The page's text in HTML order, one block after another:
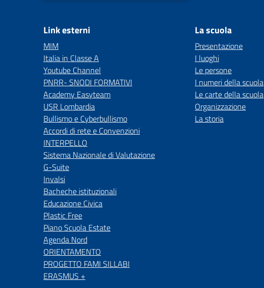
Link esterni
MIM
Italia in Classe A
Youtube Channel
PNRR- SNODI FORMATIVI
Academy Easyteam
USR Lombardia
Bullismo e Cyberbullismo
Accordi di rete e Convenzioni
INTERPELLO
Sistema Nazionale di Valutazione
G-Suite
Invalsi
Bacheche istituzionali
Educazione Civica
Plastic Free
Piano Scuola Estate
Agenda Nord
ORIENTAMENTO
PROGETTO FAMI SILLABI
ERASMUS +
La scuola
Presentazione
I luoghi
Le persone
I numeri della scuola
Le carte della scuola
Organizzazione
La storia